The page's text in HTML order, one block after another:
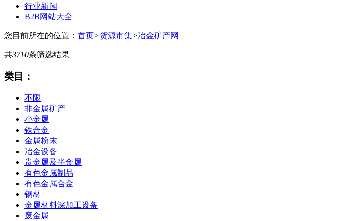
行业新闻
B2B网站大全
您目前所在的位置： 首页>货源市集>冶金矿产网
共3710条筛选结果
类目：
不限
非金属矿产
小金属
铁合金
金属粉末
冶金设备
贵金属及半金属
有色金属制品
有色金属合金
钢材
金属材料深加工设备
废金属